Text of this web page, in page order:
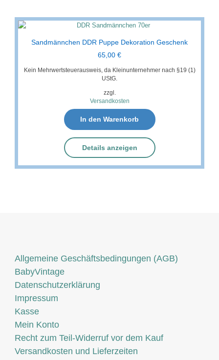
Sandmännchen DDR Puppe Dekoration Geschenk
65,00 €
Kein Mehrwertsteuerausweis, da Kleinunternehmer nach §19 (1)
UStG.
zzgl.
Versandkosten
In den Warenkorb
Details anzeigen
Allgemeine Geschäftsbedingungen (AGB)
BabyVintage
Datenschutzerklärung
Impressum
Kasse
Mein Konto
Recht zum Teil-Widerruf vor dem Kauf
Versandkosten und Lieferzeiten